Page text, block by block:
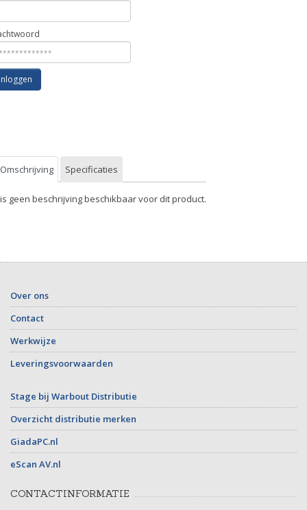
Omschrijving Specificaties
geen beschrijving beschikbaar voor dit product.
Over ons
Contact
Werkwijze
Leveringsvoorwaarden
Stage bij Warbout Distributie
Overzicht distributie merken
GiadaPC.nl
eScan AV.nl
CONTACTINFORMATIE